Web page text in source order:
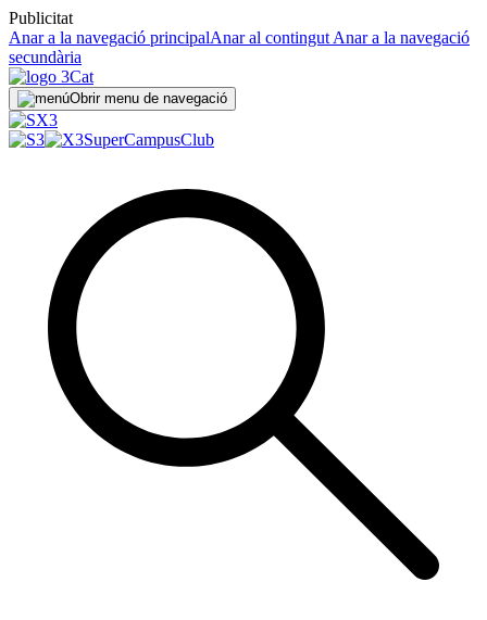
Publicitat
Anar a la navegació principalAnar al contingut Anar a la navegació
secundària
Obrir menu de navegació
SuperCampusClub